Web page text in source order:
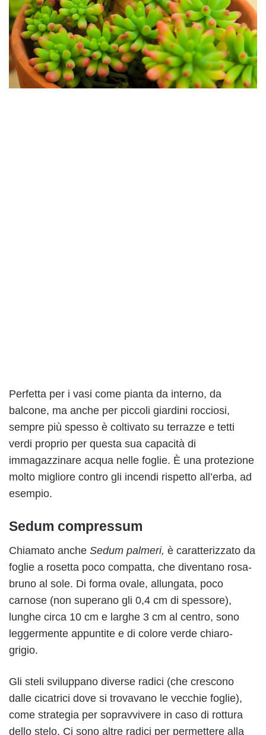
Perfetta per i vasi come pianta da interno, da
balcone, ma anche per piccoli giardini rocciosi,
sempre più spesso è coltivato su terrazze e tetti
verdi proprio per questa sua capacità di
immagazzinare acqua nelle foglie. È una protezione
molto migliore contro gli incendi rispetto all’erba, ad
esempio.
Sedum compressum
Chiamato anche Sedum palmeri, è caratterizzato da
foglie a rosetta poco compatta, che diventano rosa-
bruno al sole. Di forma ovale, allungata, poco
carnose (non superano gli 0,4 cm di spessore),
lunghe circa 10 cm e larghe 3 cm al centro, sono
leggermente appuntite e di colore verde chiaro-
grigio.
Gli steli sviluppano diverse radici (che crescono
dalle cicatrici dove si trovavano le vecchie foglie),
come strategia per sopravvivere in caso di rottura
dello stelo. Ci sono altre radici per permettere alla